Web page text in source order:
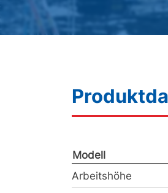
Modell
Arbeitshöhe